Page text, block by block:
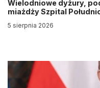
Wielodniowe dyżury,
miażdży Szpital
5 sierpnia 2026